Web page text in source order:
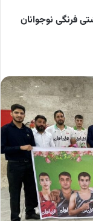
فرنگی نوجوانان